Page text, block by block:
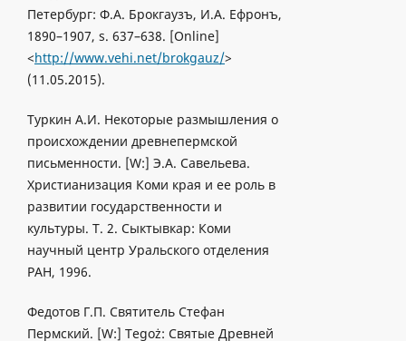
Петербург: Ф.А. Брокгаузъ, И.А. Ефронъ,
1890–1907, s. 637–638. [Online]
<http://www.vehi.net/brokgauz/>
(11.05.2015).
Туркин А.И. Некоторые размышления о
происхождении древнепермской
письменности. [W:] Э.А. Савельева.
Христианизация Коми края и ее роль в
развитии государственности и
культуры. T. 2. Сыктывкар: Коми
научный центр Уральского отделения
РАН, 1996.
Федотов Г.П. Святитель Стефан
Пермский. [W:] Tegoż: Святые Древней